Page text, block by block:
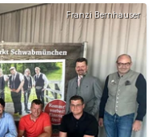
Franzi Bernhauser